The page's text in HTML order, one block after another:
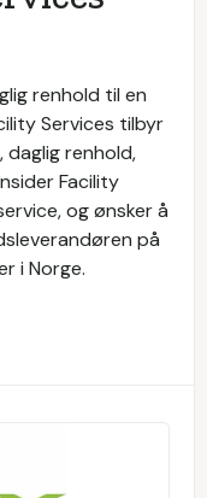
renhold til en
Services tilbyr
daglig renhold,
Facility
og ønsker å
på
i Norge.